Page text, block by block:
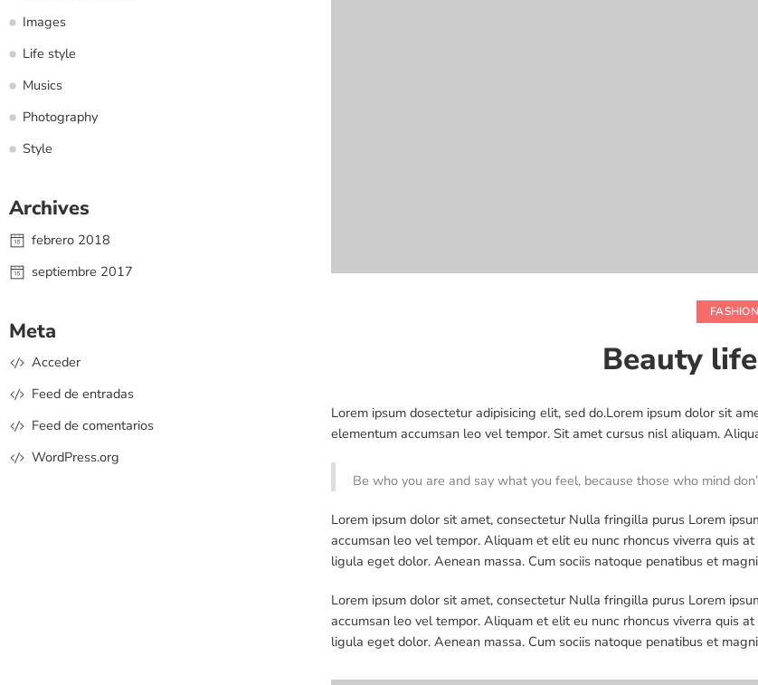
Beauty
Lorem ipsum dosectetur adipisicing elit, sed do.Lorem ipsum dolor sit
elementum accumsan leo vel tempor. Sit amet cursus nisl aliquam.
Be who you are and say what you feel, because those who mind
Lorem ipsum dolor sit amet, consectetur Nulla fringilla purus Lorem
accumsan leo vel tempor. Aliquam et elit eu nunc rhoncus viverra quis
ligula eget dolor. Aenean massa. Cum sociis natoque penatibus et
Lorem ipsum dolor sit amet, consectetur Nulla fringilla purus Lorem
accumsan leo vel tempor. Aliquam et elit eu nunc rhoncus viverra quis
ligula eget dolor. Aenean massa. Cum sociis natoque penatibus et
Images
Life style
Musics
Photography
Style
Archives
febrero 2018
septiembre 2017
Meta
Acceder
Feed de entradas
Feed de comentarios
WordPress.org